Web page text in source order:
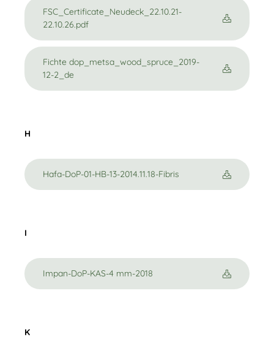
FSC_Certificate_Neudeck_22.10.21-
22.10.26.pdf
Fichte dop_metsa_wood_spruce_2019-
12-2_de
H
Hafa-DoP-01-HB-13-2014.11.18-Fibris
I
Impan-DoP-KAS-4 mm-2018
K